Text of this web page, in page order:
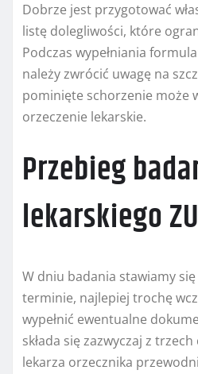
Dobrze jest przygotować
listę dolegliwości, które
Podczas wypełniania
należy zwrócić uwagę na
pominięte schorzenie może
orzeczenie lekarskie.
Przebieg
lekarskiego
W dniu badania stawiamy
terminie, najlepiej trochę
wypełnić ewentualne
składa się zazwyczaj z
lekarza orzecznika